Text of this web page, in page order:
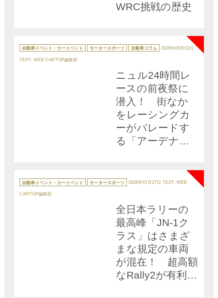
WRC挑戦の歴史
テ
ゴ
ー
自動車イベント・カーイベント モータースポーツ 自動車コラム 2026年08月02日
TEXT: WEB CARTOP編集部
ニュル24時間レ
ースの前夜祭に
潜入！ 街なか
をレーシングカ
ーがパレードす
る「アーデナウ
上がりっぷりに
乙通信】
カ
テ
ゴ
ー
自動車イベント・カーイベント モータースポーツ 2026年07月27日 TEXT: WEB
CARTOP編集部
全日本ラリーの
最高峰「JN-1ク
ラス」はさまざ
まな規定の車両
が混在！ 超高額
なRally2が有利と